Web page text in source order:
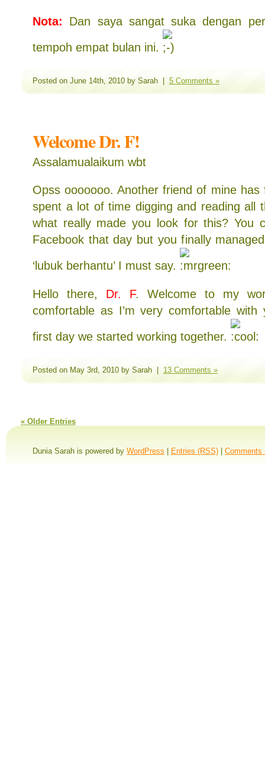
Nota: Dan saya sangat suka dengan
tempoh empat bulan ini.
Posted on June 14th, 2010 by Sarah | 5 Comments »
Welcome Dr. F!
Assalamualaikum wbt
Opss ooooooo. Another friend of mine has
spent a lot of time digging and reading all
what really made you look for this? You
Facebook that day but you finally
‘lubuk berhantu’ I must say.
Hello there, Dr. F. Welcome to my
comfortable as I’m very comfortable
first day we started working together.
Posted on May 3rd, 2010 by Sarah | 13 Comments »
« Older Entries
Dunia Sarah is powered by WordPress | Entries (RSS) | Comments